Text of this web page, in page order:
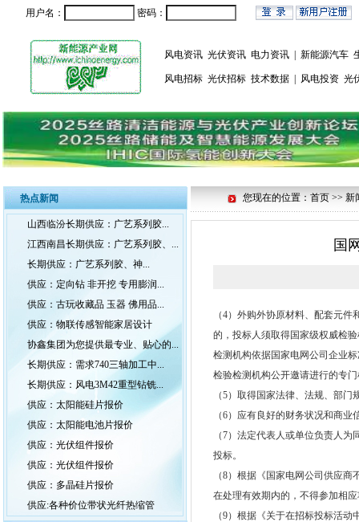
用户名： 密码：
风电资讯 光伏资讯 电力资讯 新能源汽车
风电招标 光伏招标 技术数据 风电投资 光
热点新闻
山西临汾长期供应：广艺系列胶...
江西南昌长期供应：广艺系列胶、...
长期供应：广艺系列胶、神...
供应：定向钻 非开挖 专用膨润...
供应：古玩收藏品 玉器 佛用品...
供应：物联传感智能家居设计
协鑫集团为您提供最专业、贴心的...
长期供应：需求740三轴加工中...
长期供应：风电3M42重型钻铣...
供应：太阳能硅片报价
供应：太阳能电池片报价
供应：光伏组件报价
供应：光伏组件报价
供应：多晶硅片报价
供应:各种价位带状光纤热缩管
您现在的位置：首页 >> 新
国
（4）外购外协原材料、配套元
的，投标人须取得国家级权威检
检测机构依据国家电网公司企业
检验检测机构公开邀请进行的专
（5）取得国家法律、法规、部
（6）应有良好的财务状况和商业
（7）法定代表人或单位负责人
投标。
（8）根据《国家电网公司供应
在处理有效期内的，不得参加相
（9）根据《关于在招标投标活